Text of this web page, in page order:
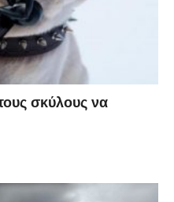
σκύλους να